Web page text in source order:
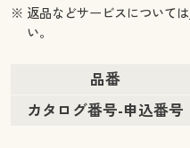
※ 返品などサービスについては
い。
品番
カタログ番号-申込番号